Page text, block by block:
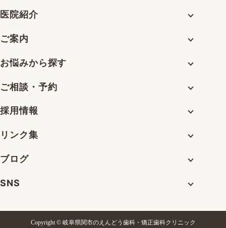
医院紹介
ご案内
お悩みから探す
ご相談・予約
採用情報
リンク集
ブログ
SNS
Copyright © 岐阜県関市のえんどう歯科・矯正歯科クリニック